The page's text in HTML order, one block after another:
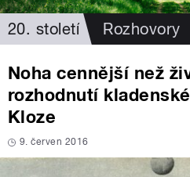
20. století Rozhovory
Noha cennější než
rozhodnutí
Kloze
9. červen 2016